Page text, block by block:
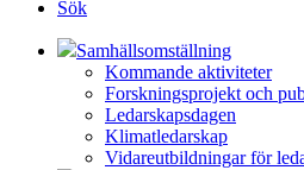
Sök
Samhällsomställning
Kommande aktiviteter
Forskningsprojekt och
Ledarskapsdagen
Klimatledarskap
Vidareutbildningar för